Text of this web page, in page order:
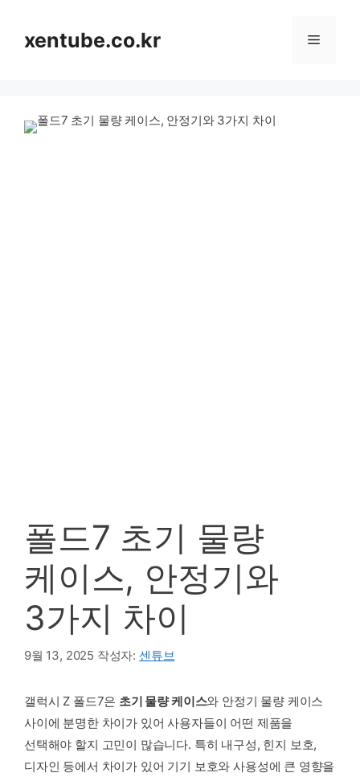
xentube.co.kr 메
폴드7 초기 물량
케이스, 안정기와
3가지 차이
9월 13, 2025 작성자: 센튜브
갤럭시 Z 폴드7은 초기 물량 케이스와 안정기 물량 케이스
사이에 분명한 차이가 있어 사용자들이 어떤 제품을
선택해야 할지 고민이 많습니다. 특히 내구성, 힌지 보호,
디자인 등에서 차이가 있어 기기 보호와 사용성에 큰 영향을